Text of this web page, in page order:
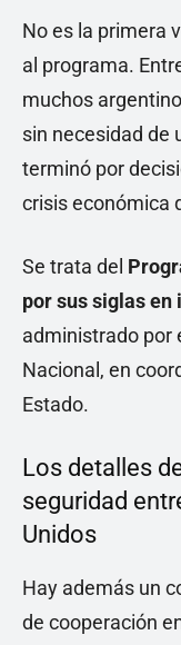
No es la primera
al programa.
muchos
sin necesidad de
terminó por
crisis económica
Se trata del
por sus siglas en
administrado por
Nacional, en
Estado.
Los detalles
seguridad
Unidos
Hay además un
de cooperación